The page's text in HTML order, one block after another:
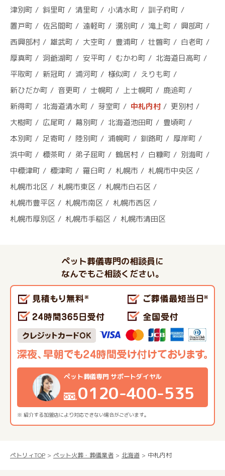
津別町
斜里町 清里町 小清水町
訓子府町
置戸町
佐呂間町 遠軽町 湧別町 滝上町
興部町
西興部村
雄武町 大空町 豊浦町 壮瞥町
白老町
厚真町
洞爺湖町 安平町 むかわ町
北海道日高町
平取町
新冠町 浦河町 様似町
えりも町
新ひだか町
音更町 士幌町 上士幌町
鹿追町
新得町
北海道清水町 芽室町 中札内村
更別村
大樹町
広尾町 幕別町 北海道池田町
豊頃町
本別町
足寄町 陸別町 浦幌町 釧路町
厚岸町
浜中町
標茶町 弟子屈町 鶴居村 白糠町
別海町
中標津町
標津町 羅臼町 札幌市
札幌市中央区
札幌市北区
札幌市東区
札幌市白石区
札幌市豊平区
札幌市南区
札幌市西区
札幌市厚別区
札幌市手稲区 札幌市清田区
ペット葬儀専門の相談員に
なんでもご相談ください。
※ 紹介する加盟店により対応できない場合がございます。
ペット葬儀専門 サポートダイヤル
0120-400-535
ペトリィTOP ペット火葬・葬儀業者 北海道 中札内村